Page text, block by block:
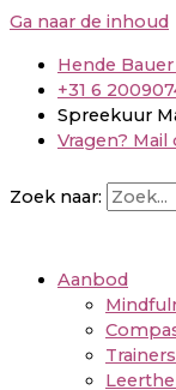
Ga naar de inhoud
Hende
+31 6
Spreekuur
Vragen?
Zoek naar:
Aanbod